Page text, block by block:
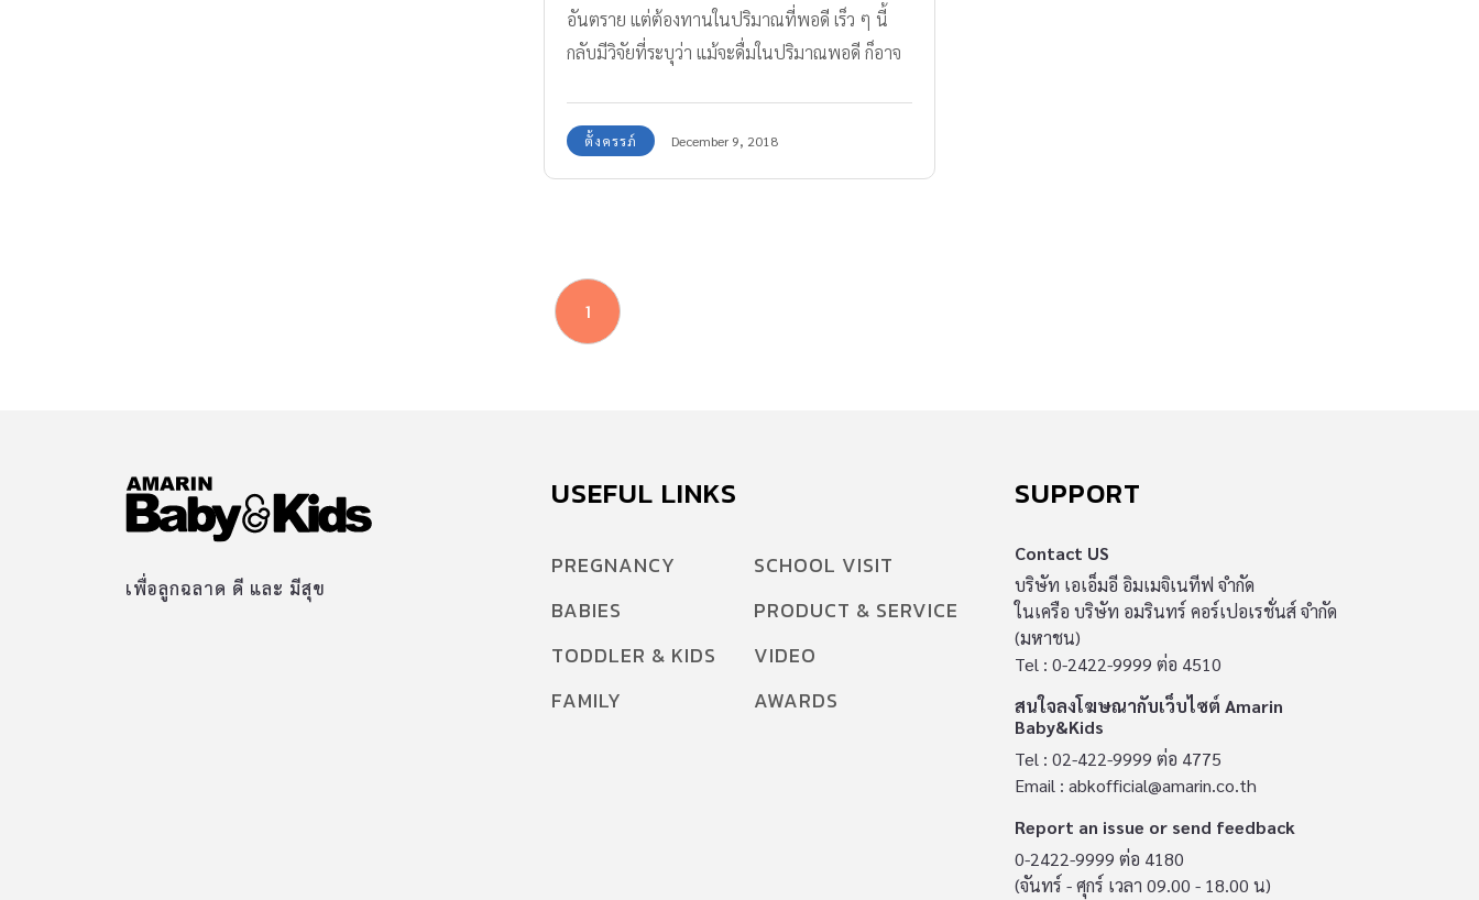
อันตราย แต่ต้องทานในปริมาณที่พอดี เร็ว ๆ นี้
กลับมีวิจัยที่ระบุว่า แม้จะดื่มในปริมาณพอดี ก็อาจ
ตั้งครรภ์ December 9, 2018
1
เพื่อลูกฉลาด ดี และ มีสุข
USEFUL LINKS
PREGNANCY
BABIES
TODDLER & KIDS
FAMILY
SCHOOL VISIT
PRODUCT & SERVICE
VIDEO
AWARDS
SUPPORT
Contact US
บริษัท เอเอ็มอี อิมเมจิเนทีฟ จำกัด
ในเครือ บริษัท อมรินทร์ คอร์เปอเรชั่นส์ จำกัด
(มหาชน)
Tel : 0-2422-9999 ต่อ 4510
สนใจลงโฆษณากับเว็บไซต์ Amarin
Baby&Kids
Tel : 02-422-9999 ต่อ 4775
Email : abkofficial@amarin.co.th
Report an issue or send feedback
0-2422-9999 ต่อ 4180
(จันทร์ - ศุกร์ เวลา 09.00 - 18.00 น)